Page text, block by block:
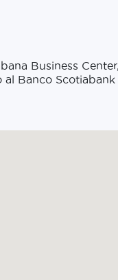
Business
Banco Scotiabank